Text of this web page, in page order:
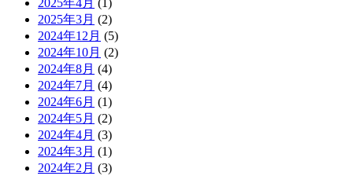
2025年3月 (2)
2024年12月 (5)
2024年10月 (2)
2024年8月 (4)
2024年7月 (4)
2024年6月 (1)
2024年5月 (2)
2024年4月 (3)
2024年3月 (1)
2024年2月 (3)